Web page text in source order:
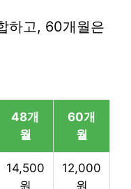
하고, 60개월은
48개
월
60개
월
14,500
원
12,000
원